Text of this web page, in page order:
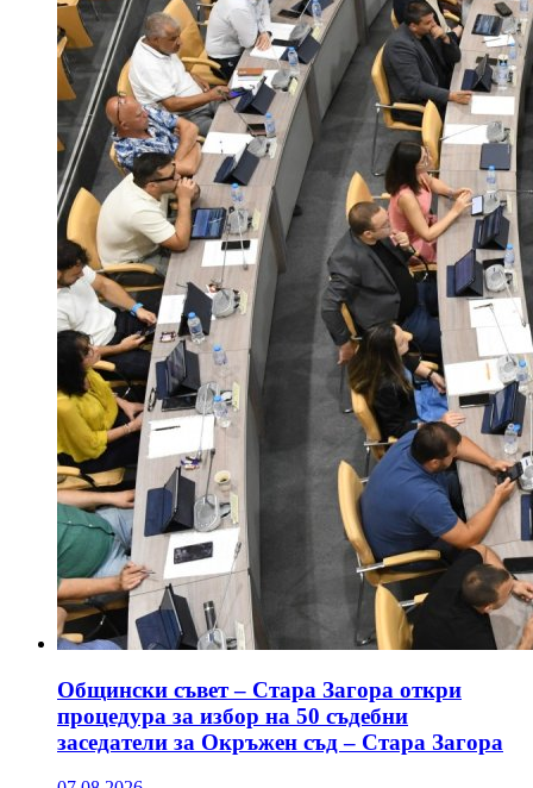
Общински съвет – Стара Загора откри
процедура за избор на 50 съдебни
заседатели за Окръжен съд – Стара Загора